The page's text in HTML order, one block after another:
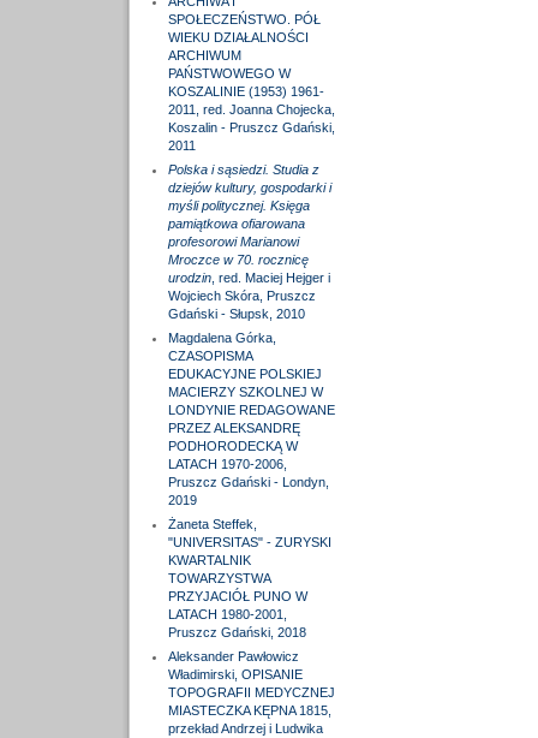
SPOŁECZEŃSTWO. PÓŁ
WIEKU DZIAŁALNOŚCI
ARCHIWUM
PAŃSTWOWEGO W
KOSZALINIE (1953) 1961-
2011, red. Joanna Chojecka,
Koszalin - Pruszcz Gdański,
2011
Polska i sąsiedzi. Studia z
dziejów kultury, gospodarki i
myśli politycznej. Księga
pamiątkowa ofiarowana
profesorowi Marianowi
Mroczce w 70. rocznicę
urodzin, red. Maciej Hejger i
Wojciech Skóra, Pruszcz
Gdański - Słupsk, 2010
Magdalena Górka,
CZASOPISMA
EDUKACYJNE POLSKIEJ
MACIERZY SZKOLNEJ W
LONDYNIE REDAGOWANE
PRZEZ ALEKSANDRĘ
PODHORODECKĄ W
LATACH 1970-2006,
Pruszcz Gdański - Londyn,
2019
Żaneta Steffek,
"UNIVERSITAS" - ZURYSKI
KWARTALNIK
TOWARZYSTWA
PRZYJACIÓŁ PUNO W
LATACH 1980-2001,
Pruszcz Gdański, 2018
Aleksander Pawłowicz
Władimirski, OPISANIE
TOPOGRAFII MEDYCZNEJ
MIASTECZKA KĘPNA 1815,
przekład Andrzej i Ludwika